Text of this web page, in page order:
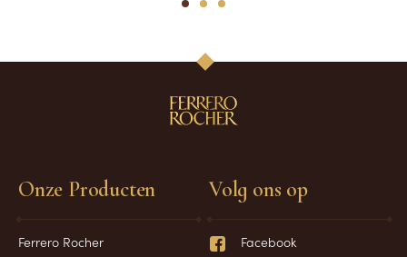
1 2 3
Onze Producten
Ferrero Rocher
Volg ons op
Facebook